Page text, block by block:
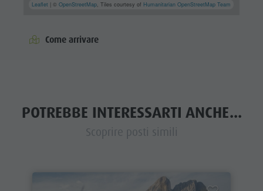
Leaflet | ©OpenStreetMap, Tiles courtesy of Humanitarian OpenStreetMap Team
Come arrivare
POTREBBE INTERESSARTI ANCHE...
Scoprire posti simili